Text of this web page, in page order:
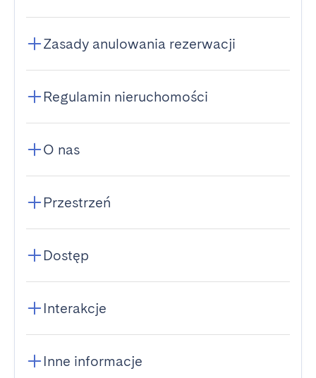
Zasady anulowania rezerwacji
Regulamin nieruchomości
O nas
Przestrzeń
Dostęp
Interakcje
Inne informacje